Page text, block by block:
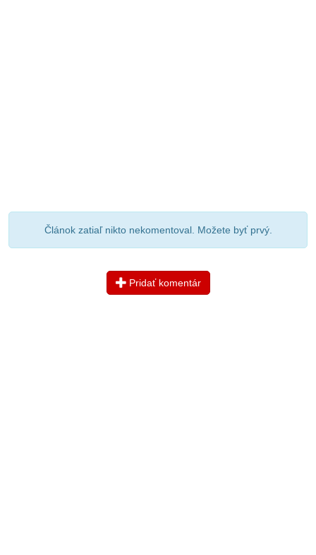
Článok zatiaľ nikto nekomentoval. Možete byť prvý.
Pridať komentár